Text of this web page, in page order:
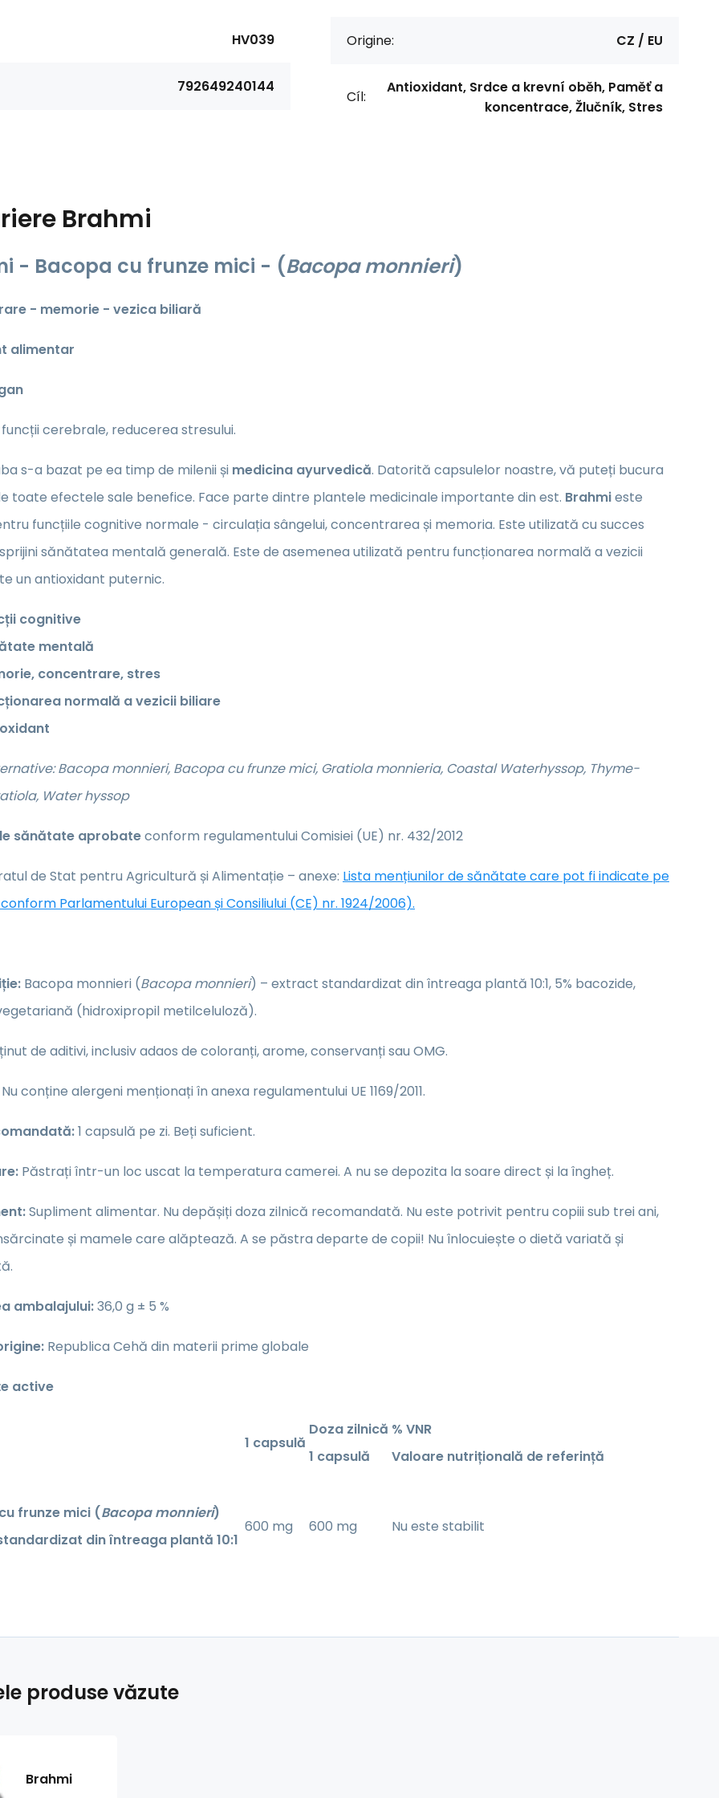
HV039
792649240144
Origine: CZ / EU
Cíl:
Antioxidant, Srdce a krevní oběh, Paměť a
koncentrace, Žlučník, Stres
Brahmi
- Bacopa cu frunze mici - (Bacopa monnieri)
- memorie - vezica biliară
alimentar
cerebrale, reducerea stresului.
s-a bazat pe ea timp de milenii și medicina ayurvedică. Datorită capsulelor noastre, vă puteți bucura
toate efectele sale benefice. Face parte dintre plantele medicinale importante din est. Brahmieste
funcțiile cognitive normale - circulația sângelui, concentrarea și memoria. Este utilizată cu succes
sănătatea mentală generală. Este de asemenea utilizată pentru funcționarea normală a vezicii
un antioxidant puternic.
cognitive
mentală
concentrare, stres
normală a vezicii biliare
Bacopa monnieri, Bacopa cu frunze mici, Gratiola monnieria, Coastal Waterhyssop, Thyme-
Water hyssop
sănătate aprobateconform regulamentului Comisiei (UE) nr. 432/2012
de Stat pentru Agricultură și Alimentație – anexe: Lista mențiunilor de sănătate care pot fi indicate pe
Parlamentului European și Consiliului (CE) nr. 1924/2006).
Bacopa monnieri (Bacopa monnieri) – extract standardizat din întreaga plantă 10:1, 5% bacozide,
(hidroxipropil metilceluloză).
de aditivi, inclusiv adaos de coloranți, arome, conservanți sau OMG.
conține alergeni menționați în anexa regulamentului UE 1169/2011.
1 capsulă pe zi. Beți suficient.
Păstrați într-un loc uscat la temperatura camerei. A nu se depozita la soare direct și la îngheț.
Supliment alimentar. Nu depășiți doza zilnică recomandată. Nu este potrivit pentru copiii sub trei ani,
și mamele care alăptează. A se păstra departe de copii! Nu înlocuiește o dietă variată și
ambalajului:36,0 g ± 5 %
Republica Cehă din materii prime globale
active
1 capsulă
Doza zilnică
1 capsulă
% VNR
Valoare nutrițională de referință
frunze mici (Bacopa monnieri)
din întreaga plantă 10:1
600 mg 600 mg Nu este stabilit
produse văzute
Brahmi